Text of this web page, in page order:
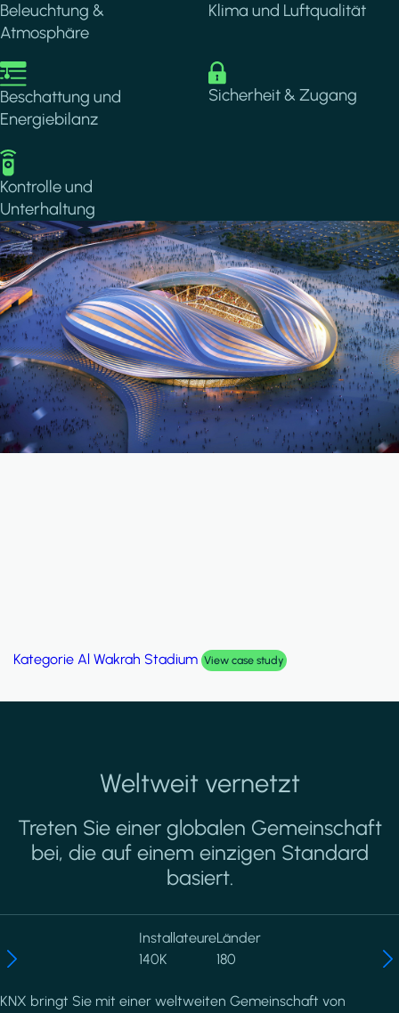
Beleuchtung &
Atmosphäre
Klima und Luftqualität
Image
Beschattung und
Energiebilanz
Image
Sicherheit & Zugang
Image
Kontrolle und
Unterhaltung
Kategorie Al Wakrah Stadium View case study
Weltweit vernetzt
Treten Sie einer globalen Gemeinschaft
bei, die auf einem einzigen Standard
basiert.
Installateure
140K
Länder
180
KNX bringt Sie mit einer weltweiten Gemeinschaft von